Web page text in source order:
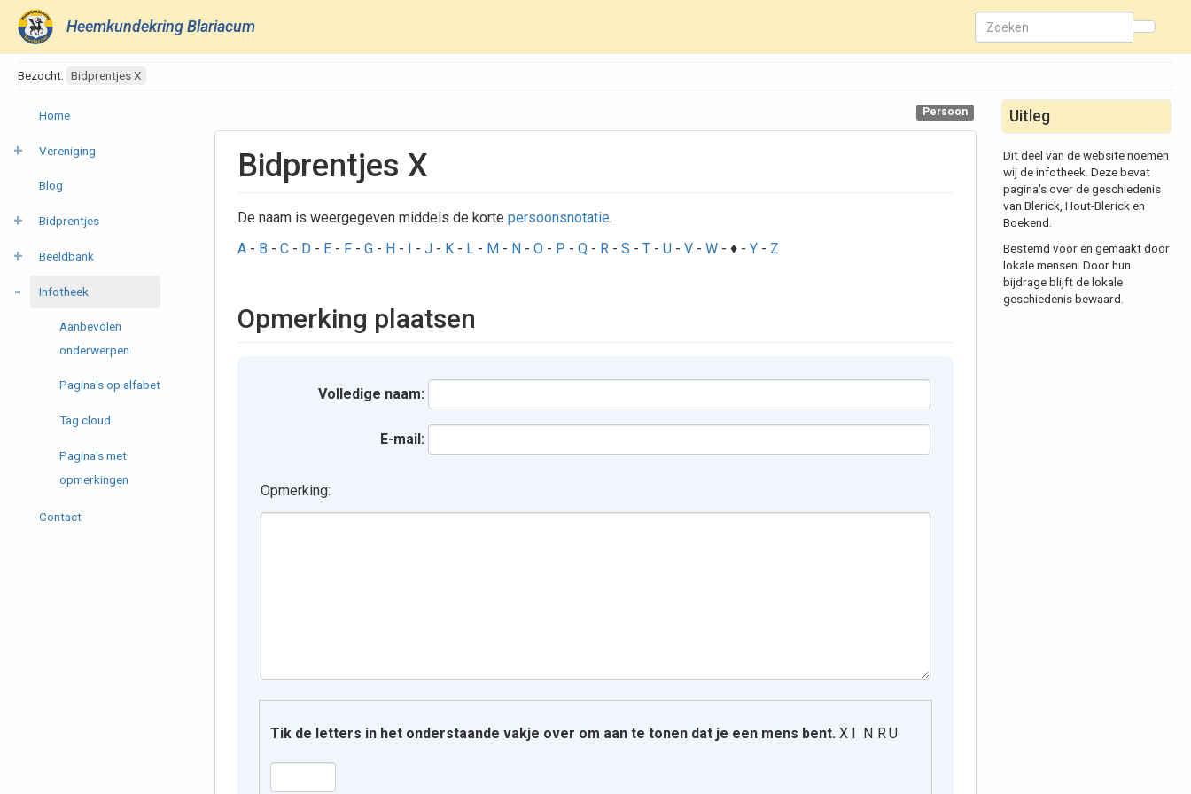
Heemkundekring Blariacum
Bezocht: Bidprentjes X
Home
Vereniging
Blog
Bidprentjes
Beeldbank
Infotheek
Aanbevolen
onderwerpen
Pagina's op alfabet
Tag cloud
Pagina's met
opmerkingen
Contact
Persoon
Bidprentjes X
De naam is weergegeven middels de kortepersoonsnotatie.
A - B -C - D - E - F -G - H - I -J - K - L - M - N -O - P -Q - R -S -T -U -V -W - ♦ -Y - Z
Opmerking plaatsen
Volledige naam:
E-mail:
Opmerking:
Tik de letters in het onderstaande vakje over om aan te tonen dat je een mens bent. X I N R U
Uitleg
Dit deel van de website noemen
wij de infotheek. Deze bevat
pagina's over de geschiedenis
van Blerick, Hout-Blerick en
Boekend.
Bestemd voor en gemaakt door
lokale mensen. Door hun
bijdrage blijft de lokale
geschiedenis bewaard.